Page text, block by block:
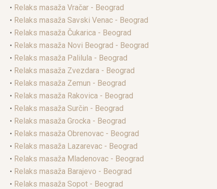
• Relaks masaža Vračar - Beograd
• Relaks masaža Savski Venac - Beograd
• Relaks masaža Čukarica - Beograd
• Relaks masaža Novi Beograd - Beograd
• Relaks masaža Palilula - Beograd
• Relaks masaža Zvezdara - Beograd
• Relaks masaža Zemun - Beograd
• Relaks masaža Rakovica - Beograd
• Relaks masaža Surčin - Beograd
• Relaks masaža Grocka - Beograd
• Relaks masaža Obrenovac - Beograd
• Relaks masaža Lazarevac - Beograd
• Relaks masaža Mladenovac - Beograd
• Relaks masaža Barajevo - Beograd
• Relaks masaža Sopot - Beograd